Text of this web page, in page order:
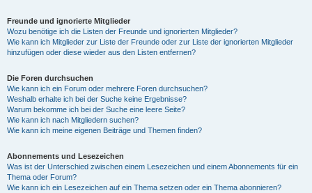
Freunde und ignorierte Mitglieder
Wozu benötige ich die Listen der Freunde und ignorierten Mitglieder?
Wie kann ich Mitglieder zur Liste der Freunde oder zur Liste der ignorierten Mitglieder
hinzufügen oder diese wieder aus den Listen entfernen?
Die Foren durchsuchen
Wie kann ich ein Forum oder mehrere Foren durchsuchen?
Weshalb erhalte ich bei der Suche keine Ergebnisse?
Warum bekomme ich bei der Suche eine leere Seite?
Wie kann ich nach Mitgliedern suchen?
Wie kann ich meine eigenen Beiträge und Themen finden?
Abonnements und Lesezeichen
Was ist der Unterschied zwischen einem Lesezeichen und einem Abonnements für ein
Thema oder Forum?
Wie kann ich ein Lesezeichen auf ein Thema setzen oder ein Thema abonnieren?